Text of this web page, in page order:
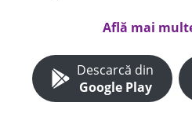
Află mai
Descarcă din
Google Play